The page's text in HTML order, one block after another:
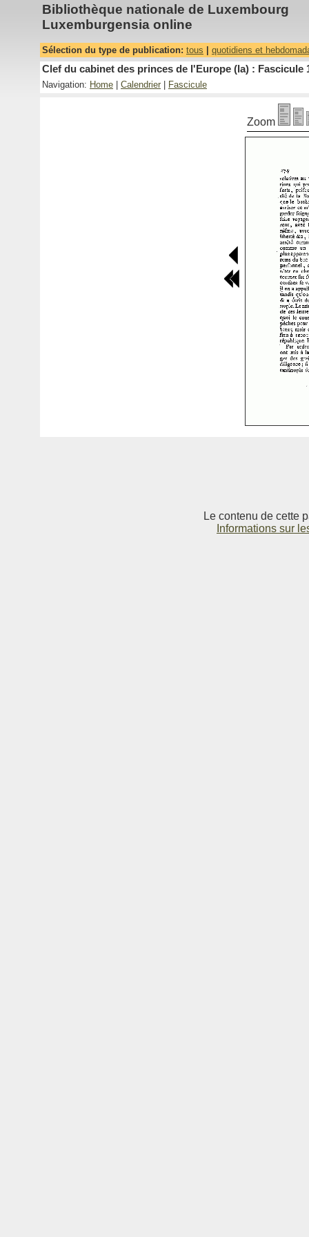
Bibliothèque nationale de Luxembourg
Luxemburgensia online
Sélection du type de publication: tous quotidiens et
Clef du cabinet des princes de l'Europe (la) : Fascicule
Navigation: Home Calendrier Fascicule
Zoom
Le contenu de cette
Informations sur